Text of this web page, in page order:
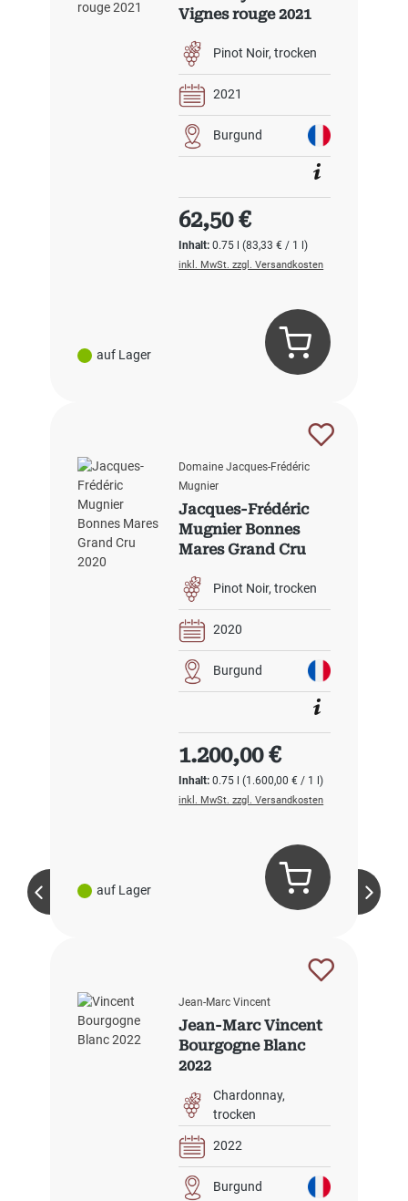
auf Lager
Vignes rouge 2021
Pinot Noir trocken
2021
Burgund
Inhalt:0.75 l(83,33 € / 1 l)
Regulärer Preis:
62,50 €
inkl. MwSt. zzgl. Versandkosten
auf Lager
Domaine Jacques-Frédéric
Mugnier
Jacques-Frédéric
Mugnier Bonnes
Mares Grand Cru
Pinot Noir trocken
2020
Burgund
Inhalt:0.75 l(1.600,00 € / 1 l)
Regulärer Preis:
1.200,00 €
inkl. MwSt. zzgl. Versandkosten
Jean-Marc Vincent
Jean-Marc Vincent
Bourgogne Blanc
2022
Chardonnay
trocken
2022
Burgund